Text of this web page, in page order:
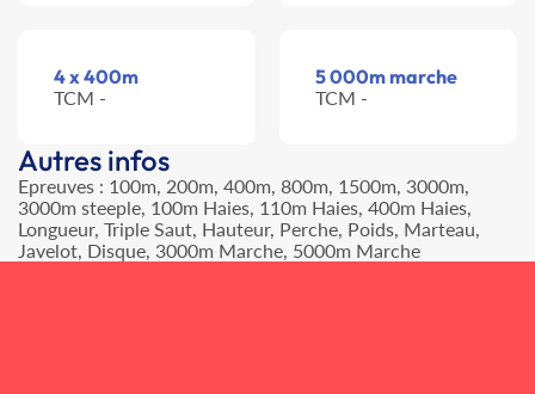
4 x 400m
TCM -
5 000m marche
TCM -
Autres infos
Epreuves : 100m, 200m, 400m, 800m, 1500m, 3000m,
3000m steeple, 100m Haies, 110m Haies, 400m Haies,
Longueur, Triple Saut, Hauteur, Perche, Poids, Marteau,
Javelot, Disque, 3000m Marche, 5000m Marche